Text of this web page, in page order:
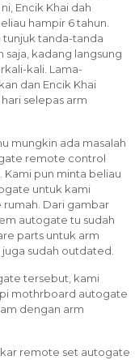
Encik Khai dah
hampir 6 tahun.
tunjuk tanda-tanda
kadang langsung
kali. Lama-
dan Encik Khai
selepas arm
mungkin ada masalah
remote control
Kami pun minta beliau
untuk kami
Dari gambar
autogate tu sudah
parts untuk arm
sudah outdated.
tersebut, kami
mothrboard autogate
dengan arm
remote set autogate